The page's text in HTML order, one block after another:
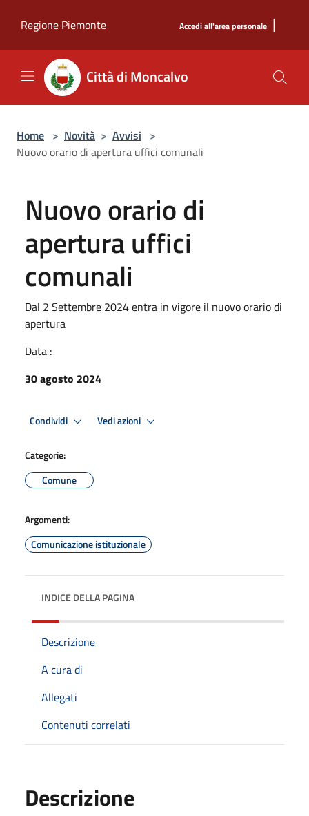
Regione Piemonte
Accedi all'area personale |
Città di Moncalvo
Home > Novità > Avvisi >
Nuovo orario di apertura uffici comunali
Nuovo orario di
apertura uffici
comunali
Dal 2 Settembre 2024 entra in vigore il nuovo orario di
apertura
Data :
30 agosto 2024
Condividi Vedi azioni
Categorie:
Comune
Argomenti:
Comunicazione istituzionale
INDICE DELLA PAGINA
Descrizione
A cura di
Allegati
Contenuti correlati
Descrizione